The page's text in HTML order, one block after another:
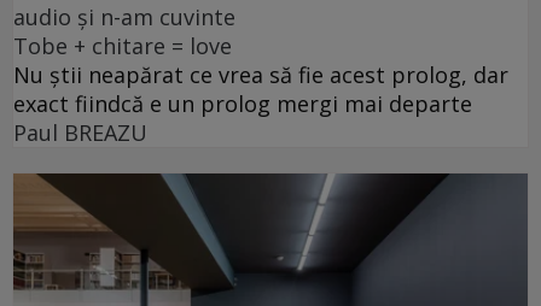
audio și n-am cuvinte
Tobe + chitare = love
Nu știi neapărat ce vrea să fie acest prolog, dar
exact fiindcă e un prolog mergi mai departe
Paul BREAZU